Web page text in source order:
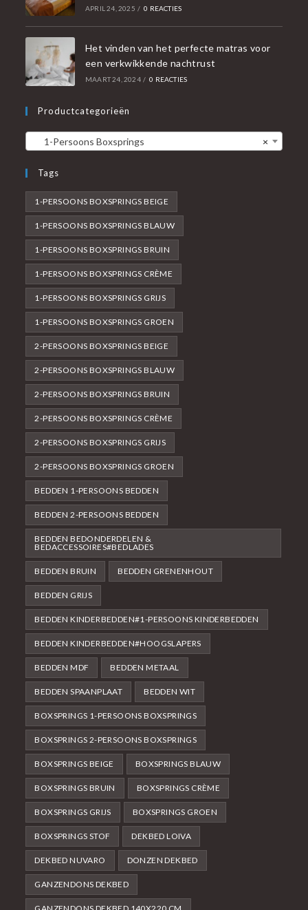
APRIL 24, 2025 / 0 REACTIES
Het vinden van het perfecte matras voor
een verkwikkende nachtrust
MAART 24, 2024 / 0 REACTIES
Productcategorieën
×
1-Persoons Boxsprings
Tags
1-PERSOONS BOXSPRINGS BEIGE
1-PERSOONS BOXSPRINGS BLAUW
1-PERSOONS BOXSPRINGS BRUIN
1-PERSOONS BOXSPRINGS CRÈME
1-PERSOONS BOXSPRINGS GRIJS
1-PERSOONS BOXSPRINGS GROEN
2-PERSOONS BOXSPRINGS BEIGE
2-PERSOONS BOXSPRINGS BLAUW
2-PERSOONS BOXSPRINGS BRUIN
2-PERSOONS BOXSPRINGS CRÈME
2-PERSOONS BOXSPRINGS GRIJS
2-PERSOONS BOXSPRINGS GROEN
BEDDEN 1-PERSOONS BEDDEN
BEDDEN 2-PERSOONS BEDDEN
BEDDEN BEDONDERDELEN &
BEDACCESSOIRES#BEDLADES
BEDDEN BRUIN BEDDEN GRENENHOUT
BEDDEN GRIJS
BEDDEN KINDERBEDDEN#1-PERSOONS KINDERBEDDEN
BEDDEN KINDERBEDDEN#HOOGSLAPERS
BEDDEN MDF BEDDEN METAAL
BEDDEN SPAANPLAAT BEDDEN WIT
BOXSPRINGS 1-PERSOONS BOXSPRINGS
BOXSPRINGS 2-PERSOONS BOXSPRINGS
BOXSPRINGS BEIGE BOXSPRINGS BLAUW
BOXSPRINGS BRUIN BOXSPRINGS CRÈME
BOXSPRINGS GRIJS BOXSPRINGS GROEN
BOXSPRINGS STOF DEKBED LOIVA
DEKBED NUVARO DONZEN DEKBED
GANZENDONS DEKBED